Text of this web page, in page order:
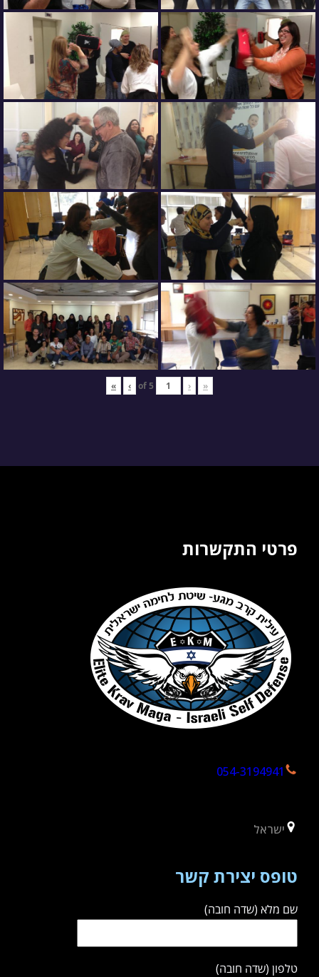
«
‹
5
›
»
פרטי התקשרות
054-3194941
ישראל
טופס יצירת קשר
שם מלא (שדה חובה)
טלפון (שדה חובה)